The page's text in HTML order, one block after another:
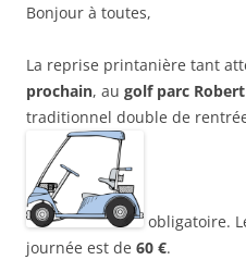
Bonjour à toutes,
La reprise printanière tant
prochain, au golf parc
traditionnel double de
obligatoire.
journée est de 60 €.